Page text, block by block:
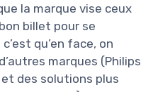
la marque vise ceux
billet pour se
qu’en face, on
marques (Philips
des solutions plus